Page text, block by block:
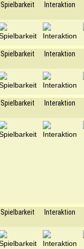
Spielbarkeit Interaktion
Spielbarkeit Interaktion
Spielbarkeit Interaktion
Spielbarkeit Interaktion